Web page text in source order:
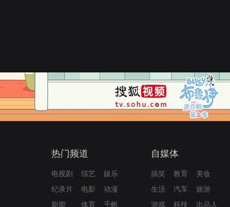
热门频道
电视剧 综艺
娱乐
纪录片
电影
动漫
新闻
体育 千帆
自媒体
搞笑 教育
美妆
生活
汽车
旅游
游戏
科技 出品人